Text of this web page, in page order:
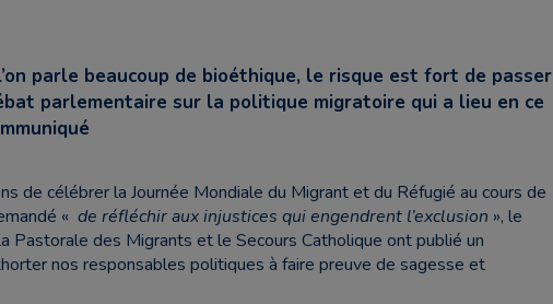
parle beaucoup de bioéthique, le risque est fort de passer
parlementaire sur la politique migratoire qui a lieu en ce
de célébrer la Journée Mondiale du Migrant et du Réfugié au cours de
« de réfléchir aux injustices qui engendrent l’exclusion », le
Pastorale des Migrants et le Secours Catholique ont publié un
nos responsables politiques à faire preuve de sagesse et